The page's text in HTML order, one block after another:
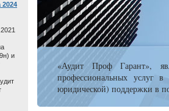
«Аудит Проф Гарант»,
профессиональных услуг
юридической) поддержки в
2024
и